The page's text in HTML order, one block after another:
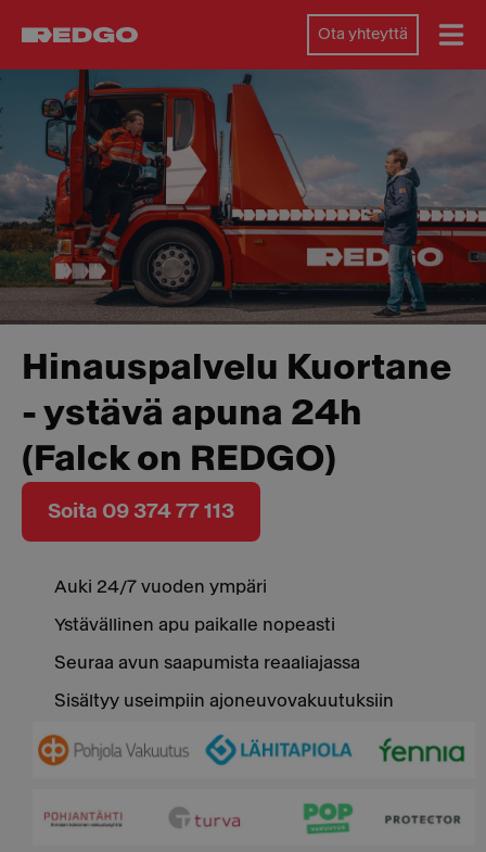
Ota yhteyttä
Hinauspalvelu Kuortane
- ystävä apuna 24h
(Falck on REDGO)
Soita 09 374 77 113
Auki 24/7 vuoden ympäri
Ystävällinen apu paikalle nopeasti
Seuraa avun saapumista reaaliajassa
Sisältyy useimpiin ajoneuvovakuutuksiin